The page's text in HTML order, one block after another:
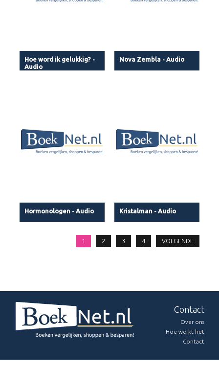
Hoe word ik gelukkig? -
Audio
Nova Zembla - Audio
Hormonologen - Audio Kristalman - Audio
1 2 3 4 VOLGENDE
Contact
Over ons
Hoe werkt het
Contact